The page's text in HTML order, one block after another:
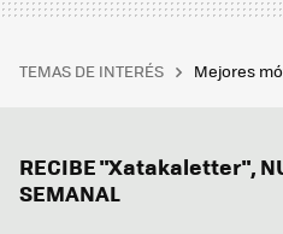
TEMAS DE INTERÉS Mejores
RECIBE "Xatakaletter",
SEMANAL